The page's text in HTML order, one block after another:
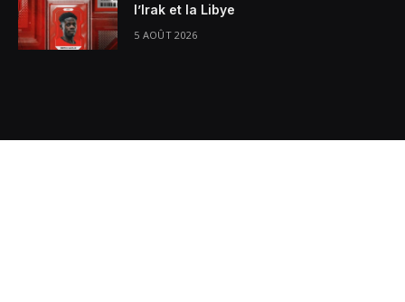
l’Irak et la Libye
5 AOÛT 2026